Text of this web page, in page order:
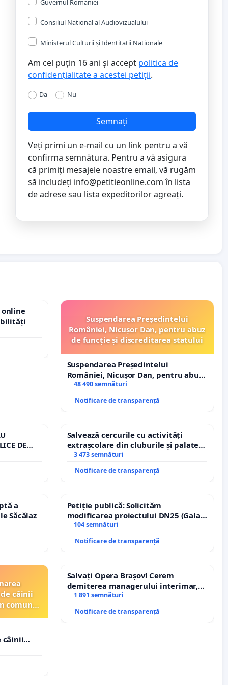
Guvernul Romaniei
Consiliul National al Audiovizualului
Ministerul Culturii și Identitatii Nationale
Am cel puțin 16 ani și accept politica de
confidențialitate a acestei petiții.
Da Nu
Semnați
Veți primi un e-mail cu un link pentru a vă
confirma semnătura. Pentru a vă asigura
că primiți mesajele noastre email, vă rugăm
să includeți info@petitieonline.comîn lista
de adrese sau lista expeditorilor agreați.
Suspendarea Președintelui
României, Nicușor Dan, pentru abuz
de funcție și discreditarea statului
Suspendarea Președintelui
României, Nicușor Dan, pentru abuz
de funcție și discreditarea statului
48 490 semnături
Notificare de transparență
DE
Salvează cercurile cu activități
extrașcolare din cluburile și palatele
copiilor
3 473 semnături
Notificare de transparență
a
Săcălaz
Petiție publică: Solicităm
modificarea proiectului DN25 (Galați
– Hanu Conachi) prin devierea
104 semnături
Notificare de transparență
câinii
comuna
câinii
Salvați Opera Brașov! Cerem
demiterea managerului interimar,
Petrean Lucian-Marius!
1 891 semnături
Notificare de transparență